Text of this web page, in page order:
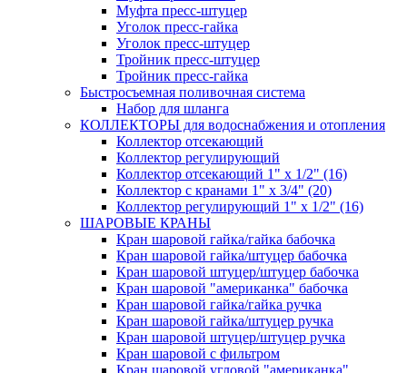
Муфта пресс-штуцер
Уголок пресс-гайка
Уголок пресс-штуцер
Тройник пресс-штуцер
Тройник пресс-гайка
Быстросъемная поливочная система
Набор для шланга
КОЛЛЕКТОРЫ для водоснабжения и отопления
Коллектор отсекающий
Коллектор регулирующий
Коллектор отсекающий 1" х 1/2" (16)
Коллектор с кранами 1" х 3/4" (20)
Коллектор регулирующий 1" х 1/2" (16)
ШАРОВЫЕ КРАНЫ
Кран шаровой гайка/гайка бабочка
Кран шаровой гайка/штуцер бабочка
Кран шаровой штуцер/штуцер бабочка
Кран шаровой "американка" бабочка
Кран шаровой гайка/гайка ручка
Кран шаровой гайка/штуцер ручка
Кран шаровой штуцер/штуцер ручка
Кран шаровой с фильтром
Кран шаровой угловой "американка"